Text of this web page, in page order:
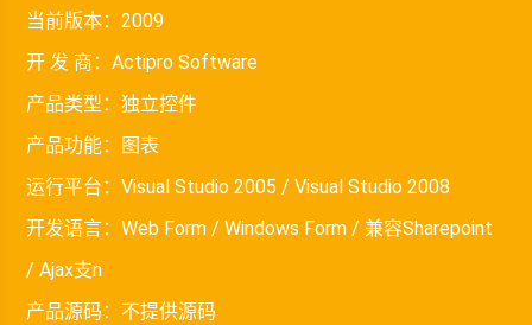
当前版本：2009
开 发 商：Actipro Software
产品类型：独立控件
产品功能： 图表
运行平台：Visual Studio 2005 / Visual Studio 2008
开发语言：Web Form / Windows Form / 兼容Sharepoint
/ Ajax支n
产品源码： 不提供源码